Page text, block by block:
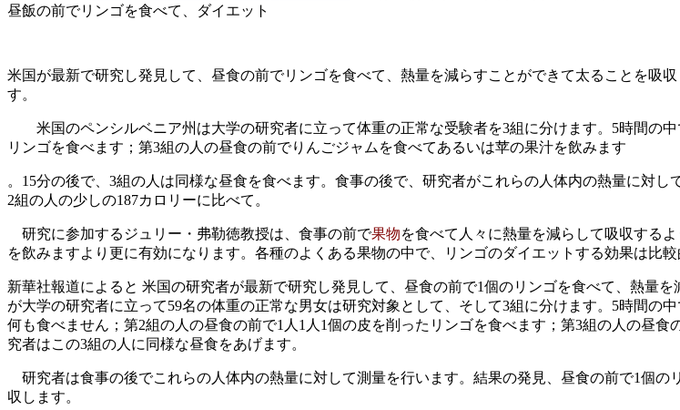
昼飯の前でリンゴを食べて、ダイエット
米国が最新で研究し発見して、昼食の前でリンゴを食べて、熱量を減らすことができて太ることを吸
す。
米国のペンシルベニア州は大学の研究者に立って体重の正常な受験者を3組に分けます。5時間の
リンゴを食べます；第3組の人の昼食の前でりんごジャムを食べてあるいは苹の果汁を飲みます
。15分の後で、3組の人は同様な昼食を食べます。食事の後で、研究者がこれらの人体内の熱量に対
2組の人の少しの187カロリーに比べて。
研究に参加するジュリー・弗勒徳教授は、食事の前で果物を食べて人々に熱量を減らして吸収する
を飲みますより更に有効になります。各種のよくある果物の中で、リンゴのダイエットする効果は比較
新華社報道によると 米国の研究者が最新で研究し発見して、昼食の前で1個のリンゴを食べて、熱量
が大学の研究者に立って59名の体重の正常な男女は研究対象として、そして3組に分けます。5時間の
何も食べません；第2組の人の昼食の前で1人1人1個の皮を削ったリンゴを食べます；第3組の人の昼
究者はこの3組の人に同様な昼食をあげます。
研究者は食事の後でこれらの人体内の熱量に対して測量を行います。結果の発見、昼食の前で1個
収します。